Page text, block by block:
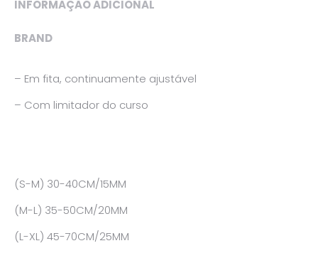
INFORMAÇÃO ADICIONAL
BRAND
– Em fita, continuamente ajustável
– Com limitador do curso
(S-M) 30-40CM/15MM
(M-L) 35-50CM/20MM
(L-XL) 45-70CM/25MM